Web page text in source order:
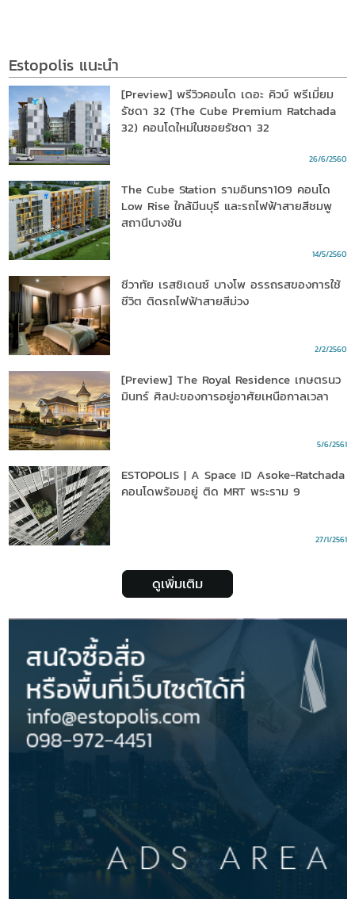
Estopolis แนะนำ
[Preview] พรีวิวคอนโด เดอะ คิวบ์ พรีเมี่ยม
รัชดา 32 (The Cube Premium Ratchada
32) คอนโดใหม่ในซอยรัชดา 32
26/6/2560
The Cube Station รามอินทรา109 คอนโด
Low Rise ใกล้มีนบุรี และรถไฟฟ้าสายสีชมพู
สถานีบางชัน
14/5/2560
ชีวาทัย เรสซิเดนซ์ บางโพ อรรถรสของการใช้
ชีวิต ติดรถไฟฟ้าสายสีม่วง
2/2/2560
[Preview] The Royal Residence เกษตรนว
มินทร์ ศิลปะของการอยู่อาศัยเหนือกาลเวลา
5/6/2561
ESTOPOLIS | A Space ID Asoke-Ratchada
คอนโดพร้อมอยู่ ติด MRT พระราม 9
27/1/2561
ดูเพิ่มเติม